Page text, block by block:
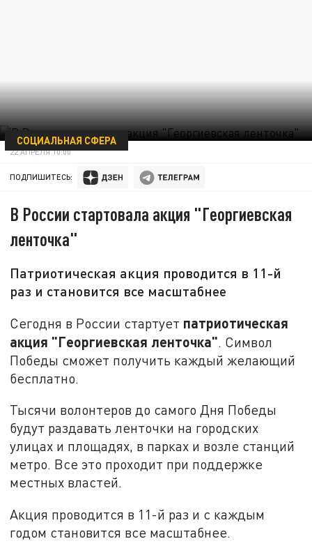
СОЦИАЛЬНАЯ СФЕРА
22 АПРЕЛЯ 10:00
ПОДПИШИТЕСЬ:
В России стартовала акция "Георгиевская
ленточка"
Патриотическая акция проводится в 11-й
раз и становится все масштабнее
Сегодня в России стартует патриотическая
акция "Георгиевская ленточка". Символ
Победы сможет получить каждый желающий
бесплатно.
Тысячи волонтеров до самого Дня Победы
будут раздавать ленточки на городских
улицах и площадях, в парках и возле станций
метро. Все это проходит при поддержке
местных властей.
Акция проводится в 11-й раз и с каждым
годом становится все масштабнее.